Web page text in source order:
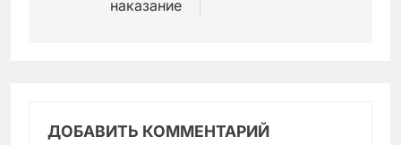
наказание
ДОБАВИТЬ КОММЕНТАРИЙ